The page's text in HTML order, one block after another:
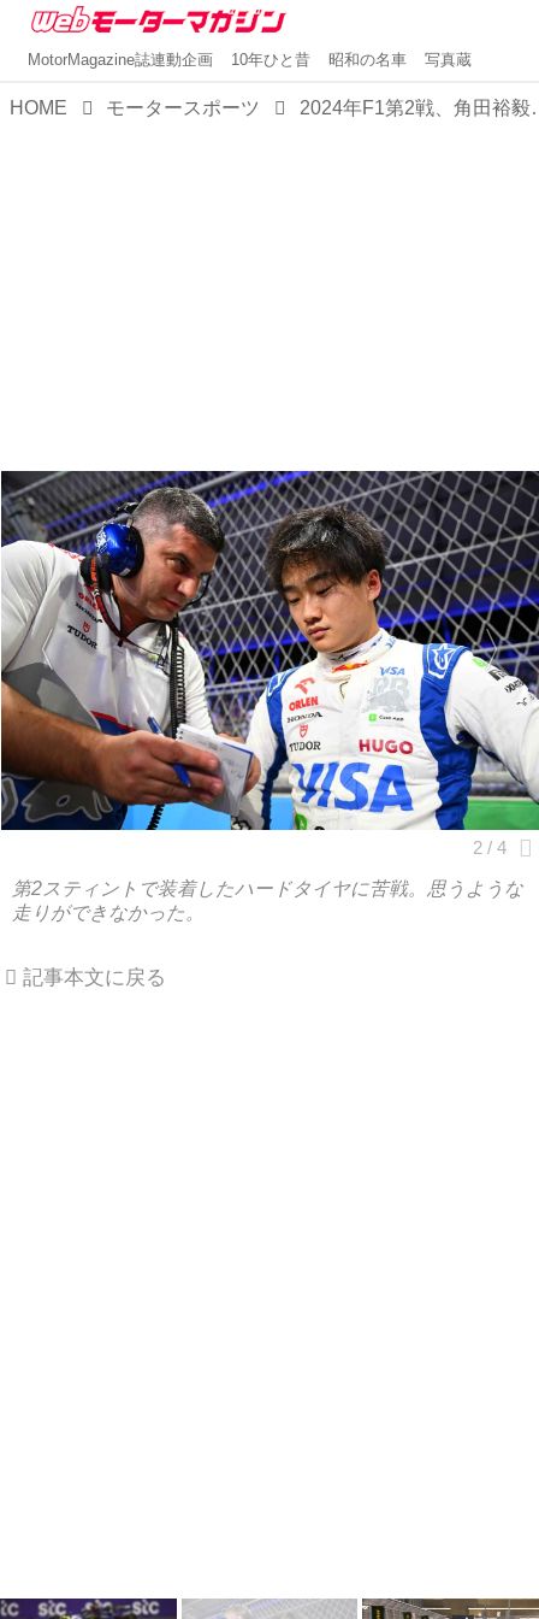
MotorMagazine誌連動企画 10年ひと昔 昭和の名車 写真蔵
HOME モータースポーツ 2024年F1第2戦、角田裕毅（RB
第2スティントで装着したハードタイヤに苦戦。思うような
走りができなかった。
記事本文に戻る